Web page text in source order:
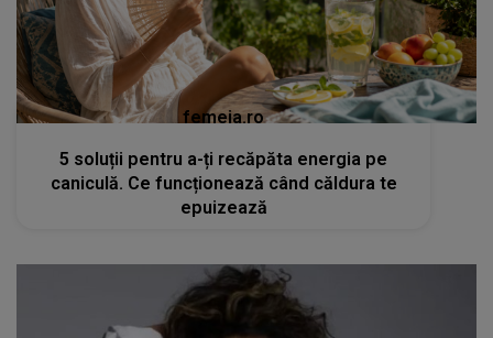
femeia.ro
5 soluții pentru a-ți recăpăta energia pe
caniculă. Ce funcționează când căldura te
epuizează